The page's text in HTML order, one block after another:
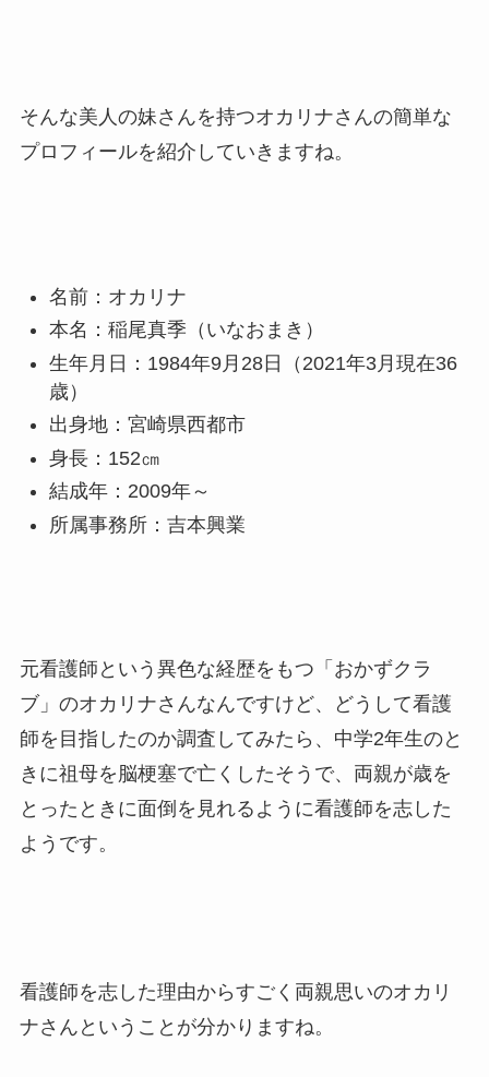
そんな美人の妹さんを持つオカリナさんの簡単な
プロフィールを紹介していきますね。
名前：オカリナ
本名：稲尾真季（いなおまき）
生年月日：1984年9月28日（2021年3月現在36
歳）
出身地：宮崎県西都市
身長：152㎝
結成年：2009年～
所属事務所：吉本興業
元看護師という異色な経歴をもつ「おかずクラ
ブ」のオカリナさんなんですけど、どうして看護
師を目指したのか調査してみたら、中学2年生のと
きに祖母を脳梗塞で亡くしたそうで、両親が歳を
とったときに面倒を見れるように看護師を志した
ようです。
看護師を志した理由からすごく両親思いのオカリ
ナさんということが分かりますね。